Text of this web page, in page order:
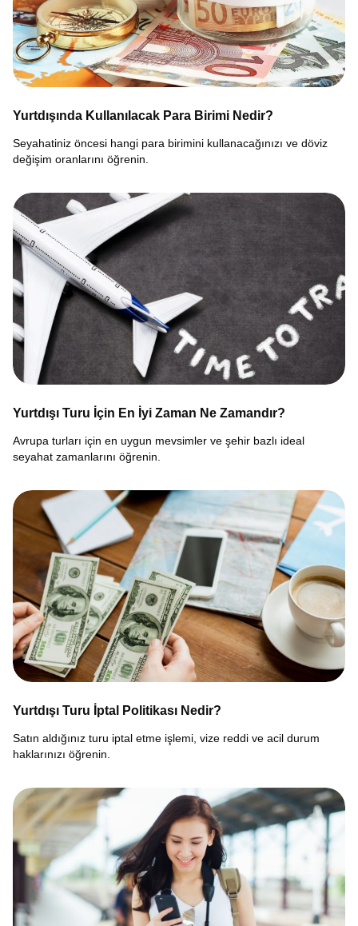
Yurtdışında Kullanılacak Para Birimi Nedir?
Seyahatiniz öncesi hangi para birimini kullanacağınızı ve döviz
değişim oranlarını öğrenin.
Yurtdışı Turu İçin En İyi Zaman Ne Zamandır?
Avrupa turları için en uygun mevsimler ve şehir bazlı ideal
seyahat zamanlarını öğrenin.
Yurtdışı Turu İptal Politikası Nedir?
Satın aldığınız turu iptal etme işlemi, vize reddi ve acil durum
haklarınızı öğrenin.